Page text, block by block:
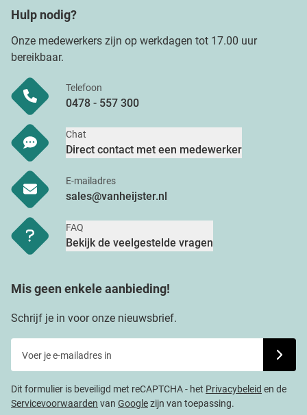
Hulp nodig?
Onze medewerkers zijn op werkdagen tot 17.00 uur
bereikbaar.
Telefoon
0478 - 557 300
Chat
Direct contact met een medewerker
E-mailadres
sales@vanheijster.nl
FAQ
Bekijk de veelgestelde vragen
Mis geen enkele aanbieding!
Schrijf je in voor onze nieuwsbrief.
Dit formulier is beveiligd met reCAPTCHA - het Privacybeleid en de
Servicevoorwaarden van Googlezijn van toepassing.